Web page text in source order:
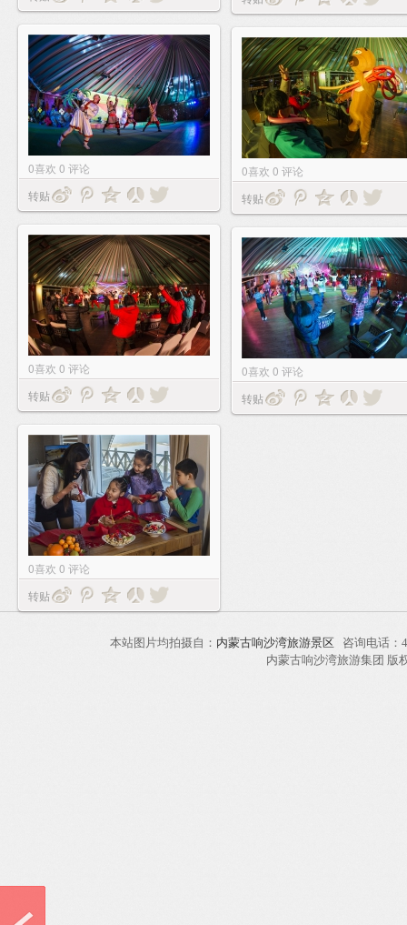
0喜欢 0 评论
转贴
0喜欢 0 评论
转贴
0喜欢 0 评论
转贴
0喜欢 0 评论
转贴
0喜欢 0 评论
转贴
本站图片均拍摄自： 内蒙古响沙湾旅游景区 咨询电话
内蒙古响沙湾旅游集团